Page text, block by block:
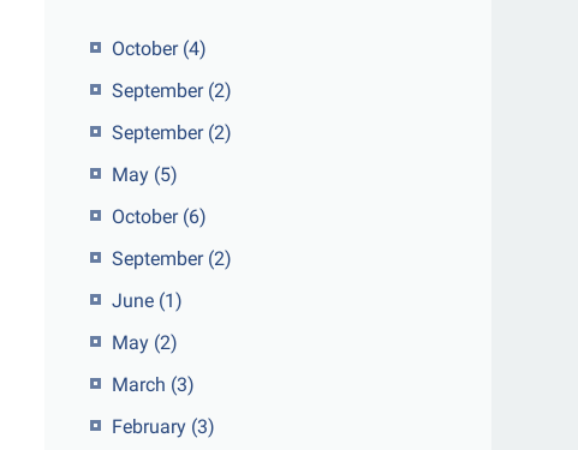
October (4)
September (2)
September (2)
May (5)
October (6)
September (2)
June (1)
May (2)
March (3)
February (3)